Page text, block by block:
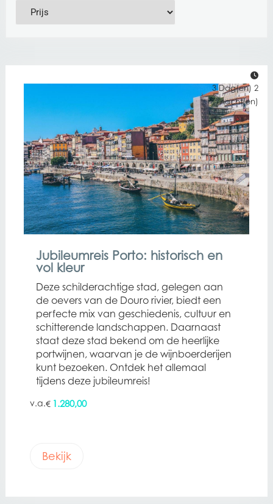
Jubileumreis Porto: historisch en
vol kleur
Deze schilderachtige stad, gelegen aan
de oevers van de Douro rivier, biedt een
perfecte mix van geschiedenis, cultuur en
schitterende landschappen. Daarnaast
staat deze stad bekend om de heerlijke
portwijnen, waarvan je de wijnboerderijen
kunt bezoeken. Ontdek het allemaal
tijdens deze jubileumreis!
3 Dag(en) 2
nacht(en)
€ 1.280,00
Bekijk